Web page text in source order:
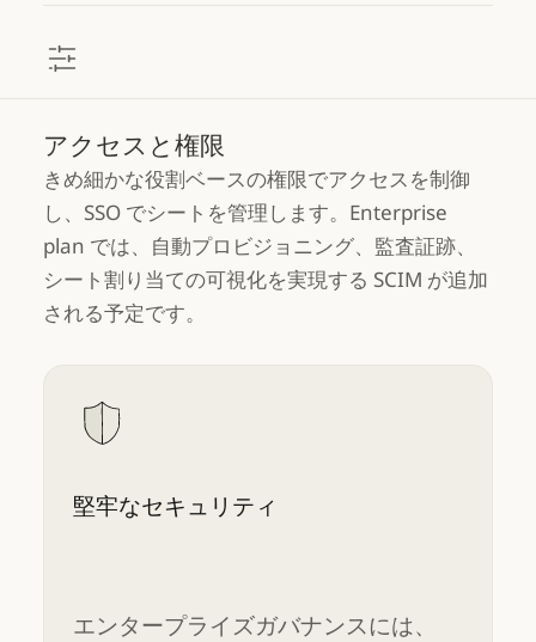
アクセスと権限
きめ細かな役割ベースの権限でアクセスを制御
し、SSO でシートを管理します。Enterprise
plan では、自動プロビジョニング、監査証跡、
シート割り当ての可視化を実現する SCIM が追加
される予定です。
堅牢なセキュリティ
エンタープライズガバナンスには、